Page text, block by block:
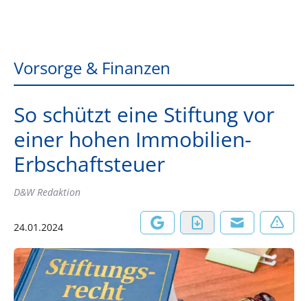
Vorsorge & Finanzen
So schützt eine Stiftung vor
einer hohen Immobilien-
Erbschaftsteuer
D&W Redaktion
24.01.2024